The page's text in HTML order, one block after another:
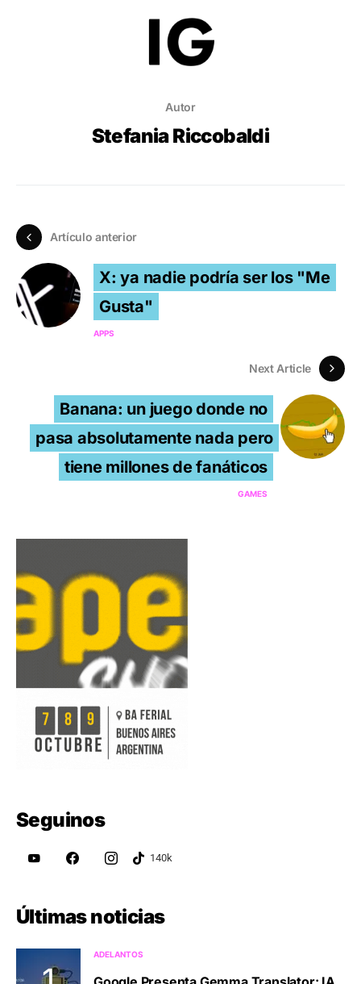
Autor
Stefania Riccobaldi
Artículo anterior
X: ya nadie podría ser los "Me
Gusta"
APPS
Next Article
Banana: un juego donde no
pasa absolutamente nada pero
tiene millones de fanáticos
GAMES
Seguinos
Últimas noticias
ADELANTOS